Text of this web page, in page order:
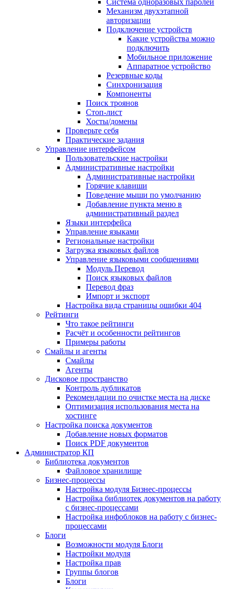
Система одноразовых паролей
Механизм двухэтапной
авторизации
Подключение устройств
Какие устройства можно
подключить
Мобильное приложение
Аппаратное устройство
Резервные коды
Синхронизация
Компоненты
Поиск троянов
Стоп-лист
Хосты/домены
Проверьте себя
Практические задания
Управление интерфейсом
Пользовательские настройки
Административные настройки
Административные настройки
Горячие клавиши
Поведение мыши по умолчанию
Добавление пункта меню в
административный раздел
Языки интерфейса
Управление языками
Региональные настройки
Загрузка языковых файлов
Управление языковыми сообщениями
Mодуль Перевод
Поиск языковых файлов
Перевод фраз
Импорт и экспорт
Настройка вида страницы ошибки 404
Рейтинги
Что такое рейтинги
Расчёт и особенности рейтингов
Примеры работы
Смайлы и агенты
Смайлы
Агенты
Дисковое пространство
Контроль дубликатов
Рекомендации по очистке места на диске
Оптимизация использования места на
хостинге
Настройка поиска документов
Добавление новых форматов
Поиск PDF документов
Администратор КП
Библиотека документов
Файловое хранилище
Бизнес-процессы
Настройка модуля Бизнес-процессы
Настройка библиотек документов на работу
с бизнес-процессами
Настройка инфоблоков на работу с бизнес-
процессами
Блоги
Возможности модуля Блоги
Настройки модуля
Настройка прав
Группы блогов
Блоги